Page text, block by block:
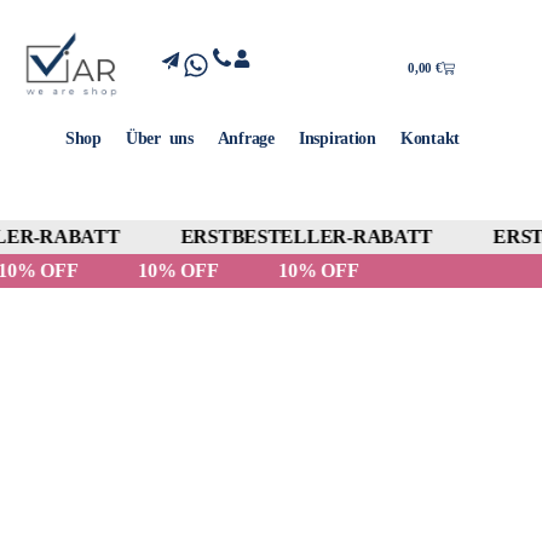
0,00 €
Shop Über uns Anfrage Inspiration Kontakt
RABATT ERSTBESTELLER-RABATT
10% OFF
10% OFF 10% OFF